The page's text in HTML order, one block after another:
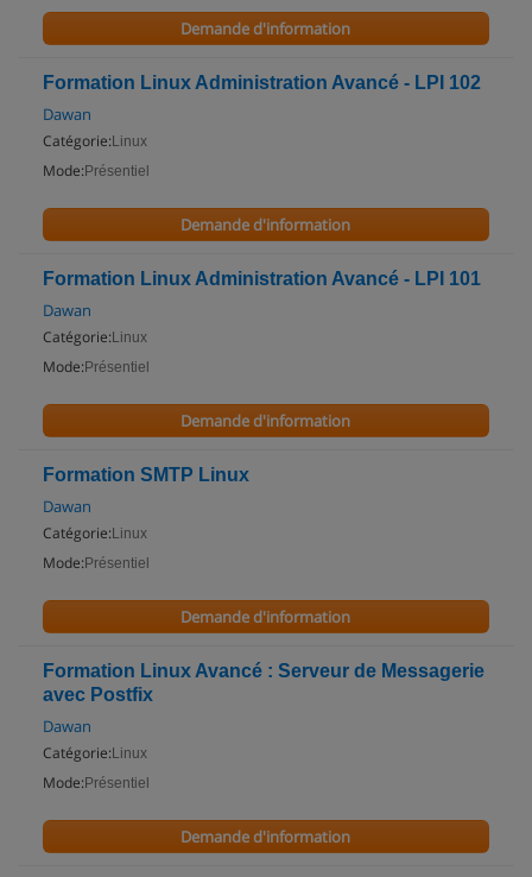
Demande d'information
Formation Linux Administration Avancé - LPI 102
Dawan
Catégorie: Linux
Mode: Présentiel
Demande d'information
Formation Linux Administration Avancé - LPI 101
Dawan
Catégorie: Linux
Mode: Présentiel
Demande d'information
Formation SMTP Linux
Dawan
Catégorie: Linux
Mode: Présentiel
Demande d'information
Formation Linux Avancé : Serveur de Messagerie
avec Postfix
Dawan
Catégorie: Linux
Mode: Présentiel
Demande d'information